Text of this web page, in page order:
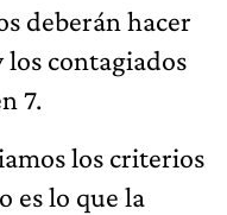
deberán hacer
los contagiados
7.
los criterios
es lo que la